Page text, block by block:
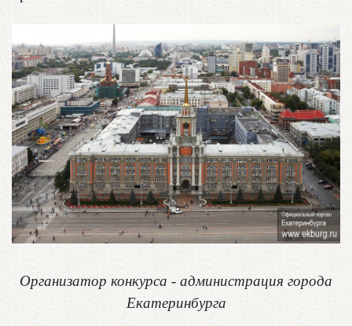
Организатор конкурса - администрация города
Екатеринбурга